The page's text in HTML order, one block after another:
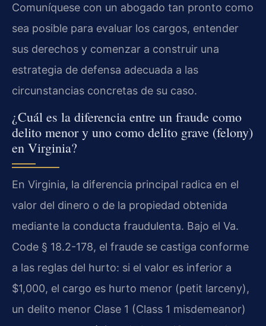
Comuníquese con un abogado tan pronto como
sea posible para evaluar los cargos, entender
sus derechos y comenzar a construir una
estrategia de defensa adecuada a las
circunstancias concretas de su caso.
¿Cuál es la diferencia entre un fraude como
delito menor y uno como delito grave (felony)
en Virginia?
En Virginia, la diferencia principal radica en el
valor del dinero o de la propiedad obtenida
mediante la conducta fraudulenta. Bajo el Va.
Code § 18.2-178, el fraude se castiga conforme
a las reglas del hurto: si el valor es inferior a
$1,000, el cargo es hurto menor (petit larceny),
un delito menor Clase 1 (Class 1 misdemeanor)